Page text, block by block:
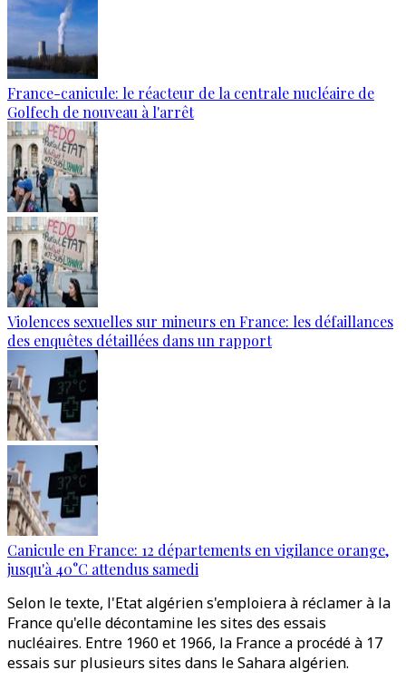
France-canicule: le réacteur de la centrale nucléaire de
Golfech de nouveau à l'arrêt
Violences sexuelles sur mineurs en France: les défaillances
des enquêtes détaillées dans un rapport
Canicule en France: 12 départements en vigilance orange,
jusqu'à 40°C attendus samedi
Selon le texte, l'Etat algérien s'emploiera à réclamer à la
France qu'elle décontamine les sites des essais
nucléaires. Entre 1960 et 1966, la France a procédé à 17
essais sur plusieurs sites dans le Sahara algérien.